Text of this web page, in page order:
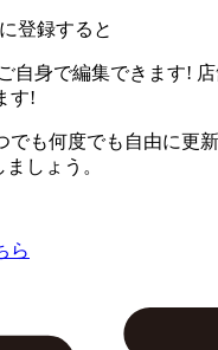
登録すると
自身で編集できます!
す!
でも何度でも自由に更
しょう。
ら